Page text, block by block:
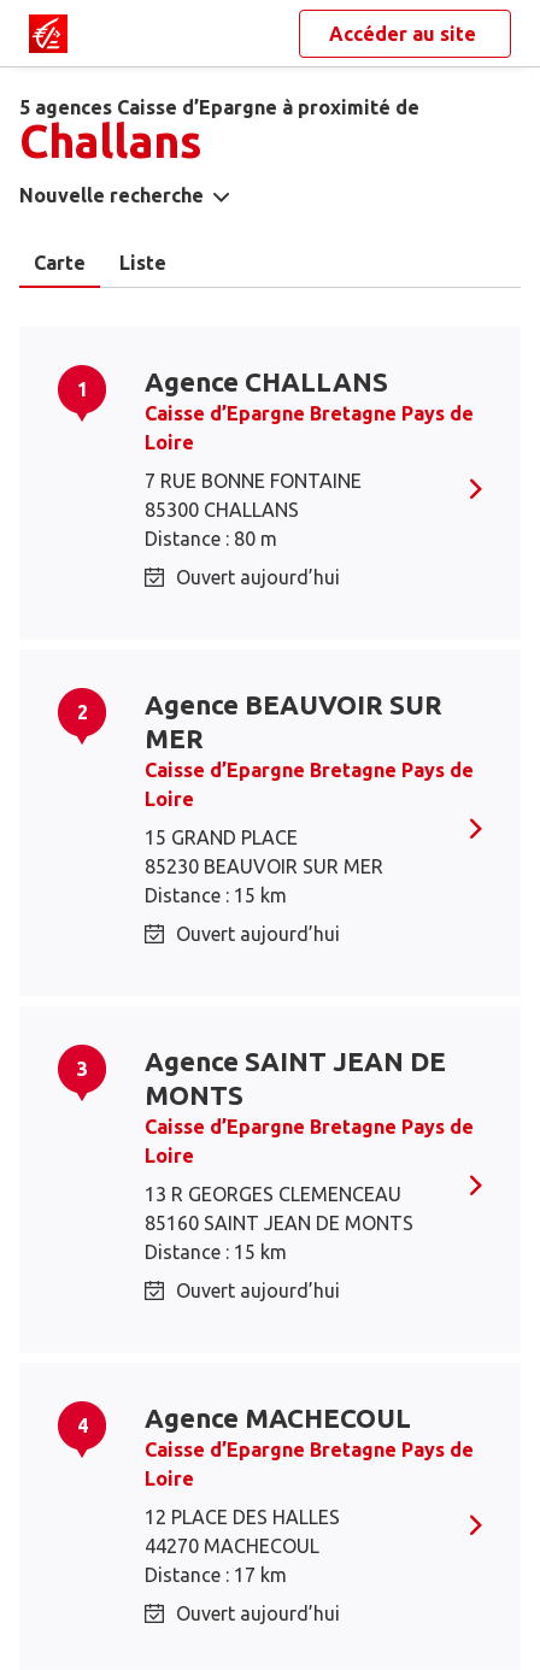
Accéder au site
5 agences Caisse d’Epargne à proximité de
Challans
Nouvelle recherche
Carte Liste
1 Agence CHALLANS
Caisse d’Epargne Bretagne Pays de
Loire
7 RUE BONNE FONTAINE
85300 CHALLANS
Distance : 80 m
Ouvert aujourd’hui
2
Agence BEAUVOIR SUR
MER
Caisse d’Epargne Bretagne Pays de
Loire
15 GRAND PLACE
85230 BEAUVOIR SUR MER
Distance : 15 km
Ouvert aujourd’hui
3
Agence SAINT JEAN DE
MONTS
Caisse d’Epargne Bretagne Pays de
Loire
13 R GEORGES CLEMENCEAU
85160 SAINT JEAN DE MONTS
Distance : 15 km
Ouvert aujourd’hui
4 Agence MACHECOUL
Caisse d’Epargne Bretagne Pays de
Loire
12 PLACE DES HALLES
44270 MACHECOUL
Distance : 17 km
Ouvert aujourd’hui